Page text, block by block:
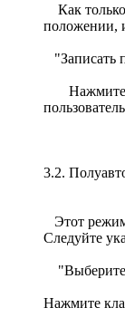
Как
положении,
"Записать
Нажмите
3.2.
Этот
Следуйте
Нажмите